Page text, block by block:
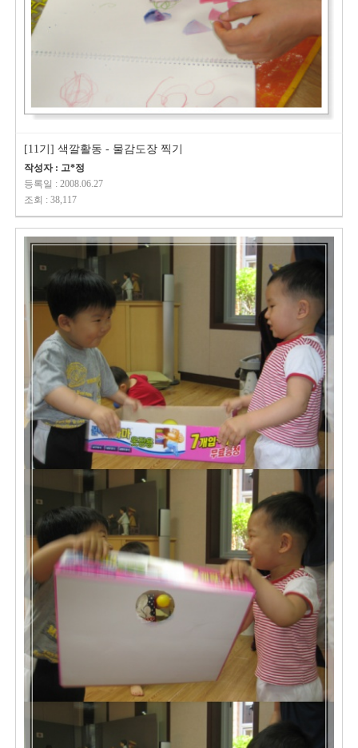
[11기] 색깔활동 - 물감도장 찍기
작성자 : 고*정
등록일 : 2008.06.27
조회 : 38,117